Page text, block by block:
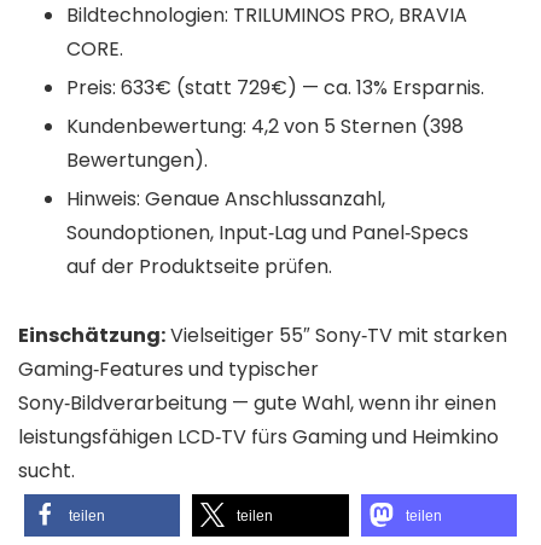
Bildtechnologien: TRILUMINOS PRO, BRAVIA
CORE.
Preis: 633€ (statt 729€) — ca. 13% Ersparnis.
Kundenbewertung: 4,2 von 5 Sternen (398
Bewertungen).
Hinweis: Genaue Anschlussanzahl,
Soundoptionen, Input‑Lag und Panel‑Specs
auf der Produktseite prüfen.
Einschätzung:Vielseitiger 55″ Sony‑TV mit starken
Gaming‑Features und typischer
Sony‑Bildverarbeitung — gute Wahl, wenn ihr einen
leistungsfähigen LCD‑TV fürs Gaming und Heimkino
sucht.
teilen teilen teilen